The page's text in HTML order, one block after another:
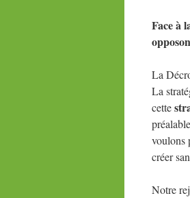
Face à
La
La
cette
voulons
créer
Notre